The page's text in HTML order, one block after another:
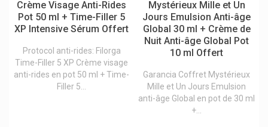
Crème Visage Anti-Rides
Pot 50 ml + Time-Filler 5
XP Intensive Sérum Offert
Protocol anti-rides: Filorga
Time-Filler 5 XP Crème visage
anti-rides en pot 50 ml + Time-
Filler 5...
Mystérieux Mille et Un
Jours Emulsion Anti-âge
Global 30 ml + Crème de
Nuit Anti-âge Global Pot
10 ml Offert
Garancia Coffret Mystérieux
Mille et Un Jours Emulsion
anti-âge Global en pot de 30 ml
+...